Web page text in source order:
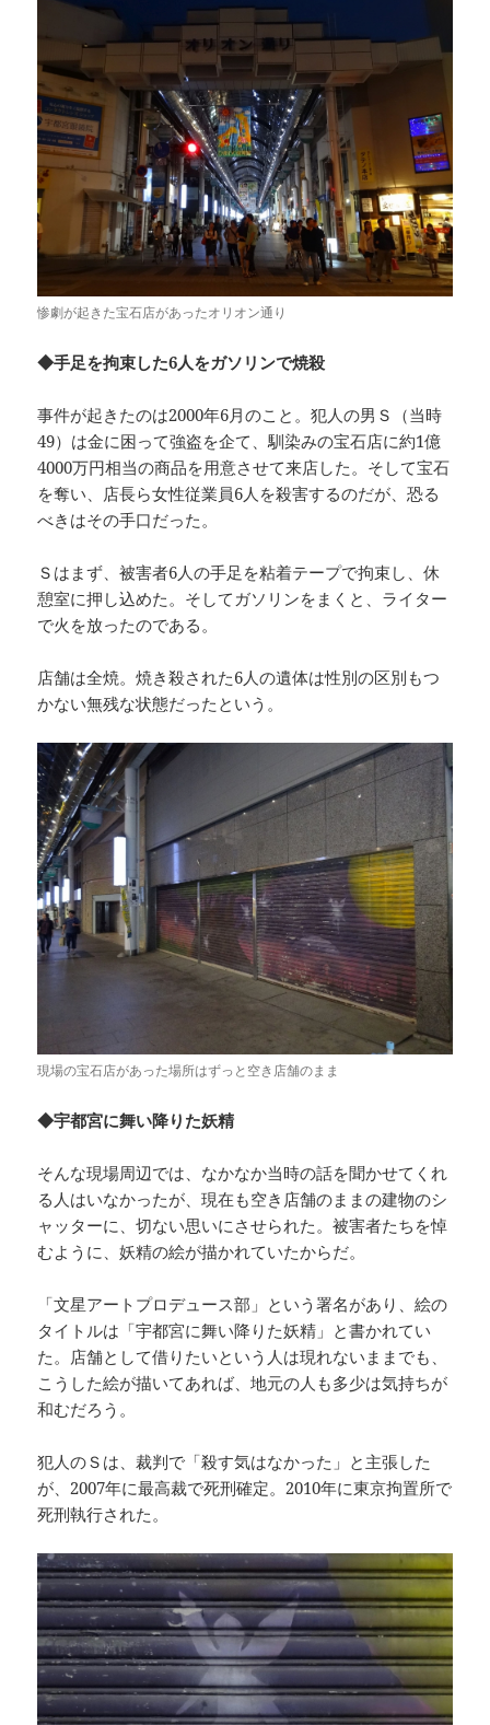
惨劇が起きた宝石店があったオリオン通り
◆手足を拘束した6人をガソリンで焼殺
事件が起きたのは2000年6月のこと。犯人の男Ｓ（当時
49）は金に困って強盗を企て、馴染みの宝石店に約1億
4000万円相当の商品を用意させて来店した。そして宝石
を奪い、店長ら女性従業員6人を殺害するのだが、恐る
べきはその手口だった。
Ｓはまず、被害者6人の手足を粘着テープで拘束し、休
憩室に押し込めた。そしてガソリンをまくと、ライター
で火を放ったのである。
店舗は全焼。焼き殺された6人の遺体は性別の区別もつ
かない無残な状態だったという。
現場の宝石店があった場所はずっと空き店舗のまま
◆宇都宮に舞い降りた妖精
そんな現場周辺では、なかなか当時の話を聞かせてくれ
る人はいなかったが、現在も空き店舗のままの建物のシ
ャッターに、切ない思いにさせられた。被害者たちを悼
むように、妖精の絵が描かれていたからだ。
「文星アートプロデュース部」という署名があり、絵の
タイトルは「宇都宮に舞い降りた妖精」と書かれてい
た。店舗として借りたいという人は現れないままでも、
こうした絵が描いてあれば、地元の人も多少は気持ちが
和むだろう。
犯人のＳは、裁判で「殺す気はなかった」と主張した
が、2007年に最高裁で死刑確定。2010年に東京拘置所で
死刑執行された。